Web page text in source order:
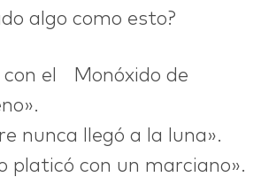
algo como esto?
con el Monóxido de
nunca llegó a la luna».
platicó con un marciano».